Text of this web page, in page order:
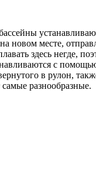
месте,
здесь негде,
с
в рулон,
разнообразные.